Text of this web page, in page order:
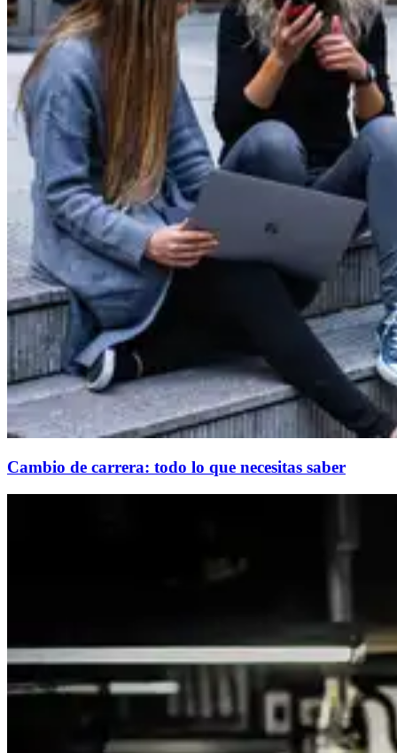
Cambio de carrera: todo lo que necesitas saber